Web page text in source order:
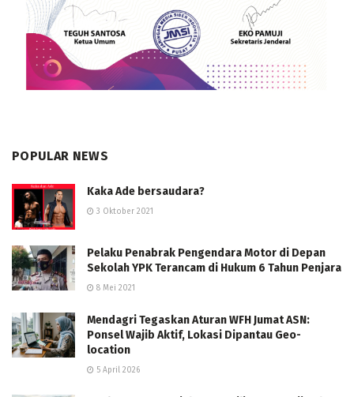
POPULAR NEWS
Kaka Ade bersaudara?
3 Oktober 2021
Pelaku Penabrak Pengendara Motor di Depan
Sekolah YPK Terancam di Hukum 6 Tahun Penjara
8 Mei 2021
Mendagri Tegaskan Aturan WFH Jumat ASN:
Ponsel Wajib Aktif, Lokasi Dipantau Geo-
location
5 April 2026